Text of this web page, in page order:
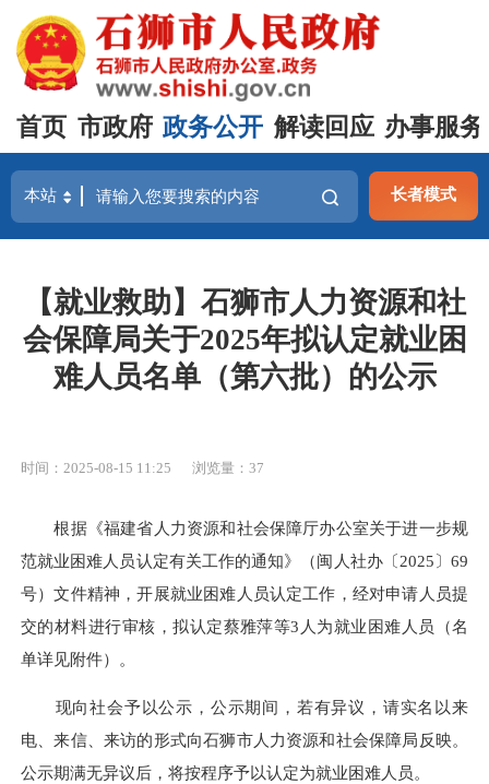
首页 市政府 政务公开 解读回应 办事服务
长者模式
【就业救助】石狮市人力资源和社
会保障局关于2025年拟认定就业困
难人员名单（第六批）的公示
时间：2025-08-15 11:25 浏览量： 37
根据《福建省人力资源和社会保障厅办公室关于进一步规
范就业困难人员认定有关工作的通知》（闽人社办〔2025〕69
号）文件精神，开展就业困难人员认定工作，经对申请人员提
交的材料进行审核，拟认定蔡雅萍等3人为就业困难人员（名
单详见附件）。
现向社会予以公示，公示期间，若有异议，请实名以来
电、来信、来访的形式向石狮市人力资源和社会保障局反映。
公示期满无异议后，将按程序予以认定为就业困难人员。